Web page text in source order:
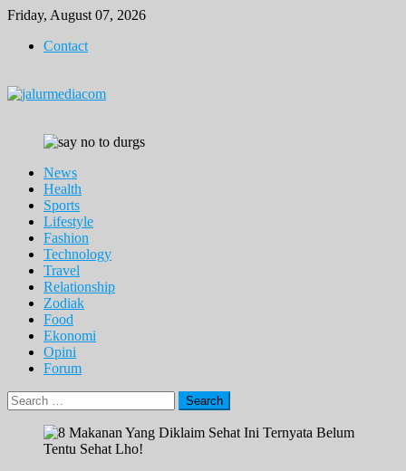
Skip
content
Friday, August 07, 2026
Contact
News
Health
Sports
Lifestyle
Fashion
Technology
Travel
Relationship
Zodiak
Food
Ekonomi
Opini
Forum
Search
for: